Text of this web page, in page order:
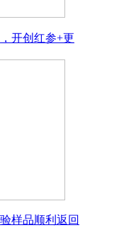
开创红参+更
样品顺利返回